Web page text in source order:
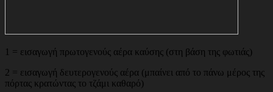
1 = εισαγωγή πρωτογενούς αέρα καύσης (στη βάση της φωτιάς)
2 = εισαγωγή δευτερογενούς αέρα (μπαίνει από το πάνω μέρος της
πόρτας κρατώντας το τζάμι καθαρό)